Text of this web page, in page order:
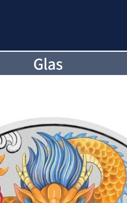
Glas